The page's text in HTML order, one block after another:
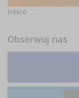
Inhire
Obserwuj nas